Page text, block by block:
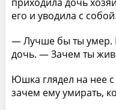
его и уводила с собой.
— Лучше бы ты умер.
дочь. — Зачем ты
Юшка глядел на нее
зачем ему умирать,